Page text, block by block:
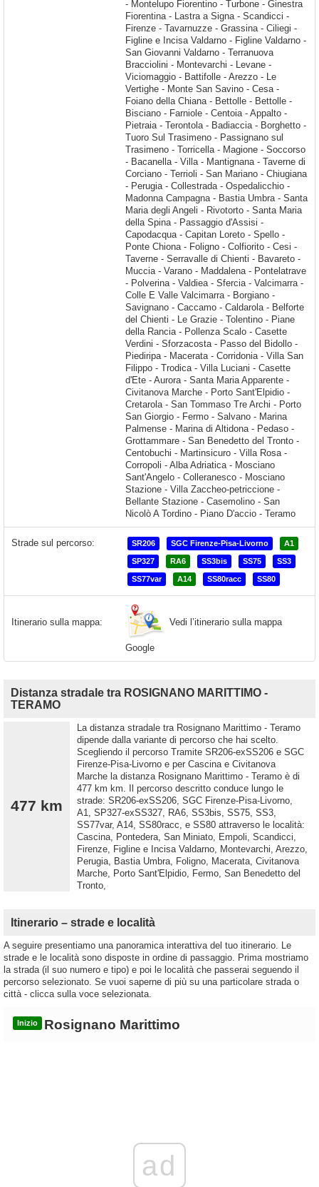
Strade sul percorso: SR206 SGC Firenze-Pisa-Livorno A1
SP327 RA6 SS3bis SS75 SS3
SS77var A14 SS80racc SS80
Itinerario sulla mappa: Vedi l’itinerario sulla mappa
Google
Distanza stradale tra ROSIGNANO MARITTIMO -
TERAMO
477 km
La distanza stradale tra Rosignano Marittimo - Teramo
dipende dalla variante di percorso che hai scelto.
Scegliendo il percorso Tramite SR206-exSS206 e SGC
Firenze-Pisa-Livorno e per Cascina e Civitanova
Marche la distanza Rosignano Marittimo - Teramo è di
477 km km. Il percorso descritto conduce lungo le
strade: SR206-exSS206, SGC Firenze-Pisa-Livorno,
A1, SP327-exSS327, RA6, SS3bis, SS75, SS3,
SS77var, A14, SS80racc, e SS80 attraverso le località:
Cascina, Pontedera, San Miniato, Empoli, Scandicci,
Firenze, Figline e Incisa Valdarno, Montevarchi, Arezzo,
Perugia, Bastia Umbra, Foligno, Macerata, Civitanova
Marche, Porto Sant'Elpidio, Fermo, San Benedetto del
Tronto,
Itinerario – strade e località
A seguire presentiamo una panoramica interattiva del tuo itinerario. Le
strade e le località sono disposte in ordine di passaggio. Prima mostriamo
la strada (il suo numero e tipo) e poi le località che passerai seguendo il
percorso selezionato. Se vuoi saperne di più su una particolare strada o
città - clicca sulla voce selezionata.
Inizio Rosignano Marittimo
ad